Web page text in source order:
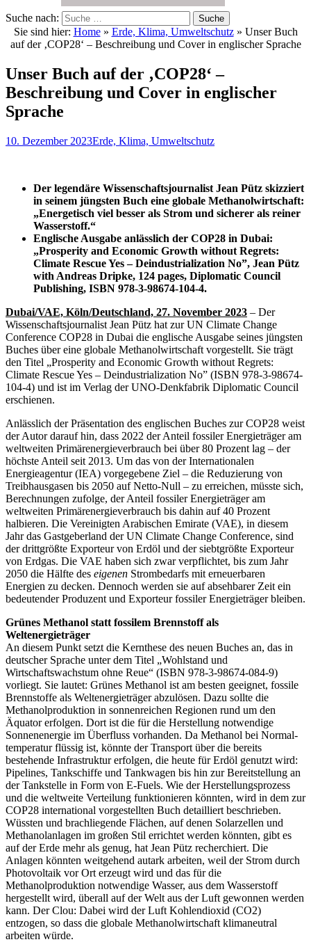
Suche nach:
Sie sind hier: Home» Erde, Klima, Umweltschutz» Unser Buch
auf der ‚COP28‘ – Beschreibung und Cover in englischer Sprache
Unser Buch auf der ‚COP28‘ –
Beschreibung und Cover in englischer
Sprache
10. Dezember 2023Erde, Klima, Umweltschutz
Der legendäre Wissenschaftsjournalist Jean Pütz skizziert
in seinem jüngsten Buch eine globale Methanolwirtschaft:
„Energetisch viel besser als Strom und sicherer als reiner
Wasserstoff.“
Englische Ausgabe anlässlich der COP28 in Dubai:
„Prosperity and Economic Growth without Regrets:
Climate Rescue Yes – Deindustrialization No”, Jean Pütz
with Andreas Dripke, 124 pages, Diplomatic Council
Publishing, ISBN 978-3-98674-104-4.
Dubai/VAE, Köln/Deutschland, 27. November 2023 – Der
Wissenschaftsjournalist Jean Pütz hat zur UN Climate Change
Conference COP28 in Dubai die englische Ausgabe seines jüngsten
Buches über eine globale Methanolwirtschaft vorgestellt. Sie trägt
den Titel „Prosperity and Economic Growth without Regrets:
Climate Rescue Yes – Deindustrialization No” (ISBN 978-3-98674-
104-4) und ist im Verlag der UNO-Denkfabrik Diplomatic Council
erschienen.
Anlässlich der Präsentation des englischen Buches zur COP28 weist
der Autor darauf hin, dass 2022 der Anteil fossiler Energieträger am
weltweiten Primärenergieverbrauch bei über 80 Prozent lag – der
höchste Anteil seit 2013. Um das von der Internationalen
Energieagentur (IEA) vorgegebene Ziel – die Reduzierung von
Treibhausgasen bis 2050 auf Netto-Null – zu erreichen, müsste sich,
Berechnungen zufolge, der Anteil fossiler Energieträger am
weltweiten Primärenergieverbrauch bis dahin auf 40 Prozent
halbieren. Die Vereinigten Arabischen Emirate (VAE), in diesem
Jahr das Gastgeberland der UN Climate Change Conference, sind
der drittgrößte Exporteur von Erdöl und der siebtgrößte Exporteur
von Erdgas. Die VAE haben sich zwar verpflichtet, bis zum Jahr
2050 die Hälfte des eigenen Strombedarfs mit erneuerbaren
Energien zu decken. Dennoch werden sie auf absehbarer Zeit ein
bedeutender Produzent und Exporteur fossiler Energieträger bleiben.
Grünes Methanol statt fossilem Brennstoff als
Weltenergieträger
An diesem Punkt setzt die Kernthese des neuen Buches an, das in
deutscher Sprache unter dem Titel „Wohlstand und
Wirtschaftswachstum ohne Reue“ (ISBN 978-3-98674-084-9)
vorliegt. Sie lautet: Grünes Methanol ist am besten geeignet, fossile
Brennstoffe als Weltenergieträger abzulösen. Dazu sollte die
Methanolproduktion in sonnenreichen Regionen rund um den
Äquator erfolgen. Dort ist die für die Herstellung notwendige
Sonnenenergie im Überfluss vorhanden. Da Methanol bei Normal­
temperatur flüssig ist, könnte der Transport über die bereits
bestehende Infrastruktur erfolgen, die heute für Erdöl genutzt wird:
Pipelines, Tankschiffe und Tankwagen bis hin zur Bereitstellung an
der Tankstelle in Form von E­‑Fuels. Wie der Herstellungsprozess
und die weltweite Verteilung funktionieren könnten, wird in dem zur
COP28 international vorgestellten Buch detailliert beschrieben.
Wüssten und brachliegende Flächen, auf denen Solarzellen und
Methanolanlagen im großen Stil errichtet werden könnten, gibt es
auf der Erde mehr als genug, hat Jean Pütz recherchiert. Die
Anlagen könnten weitgehend autark arbeiten, weil der Strom durch
Photovoltaik vor Ort erzeugt wird und das für die
Methanolproduktion notwendige Wasser, aus dem Wasserstoff
hergestellt wird, überall auf der Welt aus der Luft gewonnen werden
kann. Der Clou: Dabei wird der Luft Kohlendioxid (CO2)
entzogen, so dass die globale Methanolwirtschaft klimaneutral
arbeiten würde.